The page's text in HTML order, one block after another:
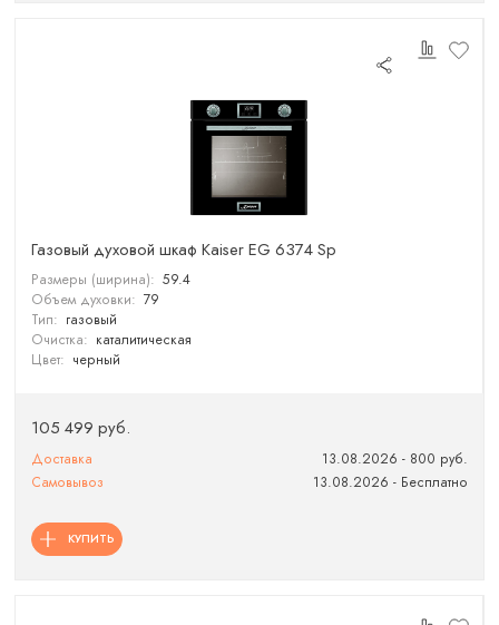
Газовый духовой шкаф Kaiser EG 6374 Sp
Размеры (ширина): 59.4
Объем духовки: 79
Тип: газовый
Очистка: каталитическая
Цвет: черный
105 499 руб.
Доставка
13.08.2026 - 800 руб.
Самовывоз
13.08.2026 - Бесплатно
КУПИТЬ